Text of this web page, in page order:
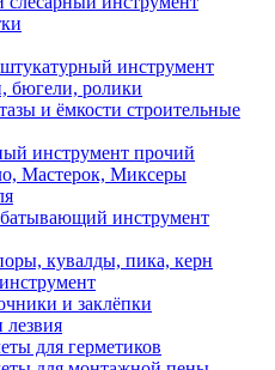
инструмент
бюгели, ролики
и ёмкости строительные
инструмент прочий
Мастерок, Миксеры
инструмент
кувалды, пика, керн
и заклёпки
для герметиков